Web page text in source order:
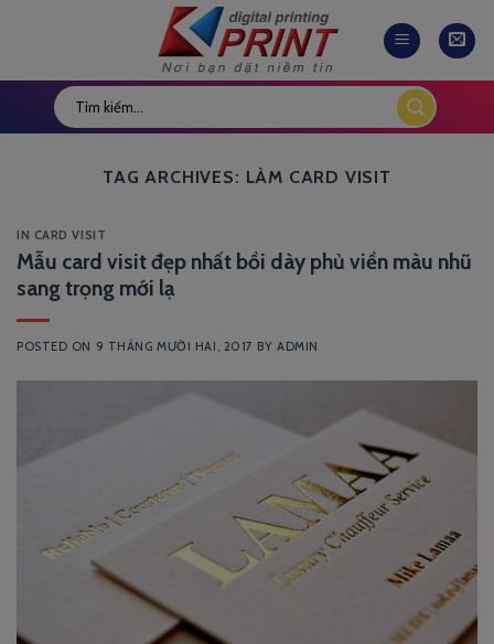
TAG ARCHIVES: LÀM CARD VISIT
IN CARD VISIT
Mẫu card visit đẹp nhất bồi dày phủ viền màu nhũ
sang trọng mới lạ
POSTED ON 9 THÁNG MƯỜI HAI, 2017 BY ADMIN